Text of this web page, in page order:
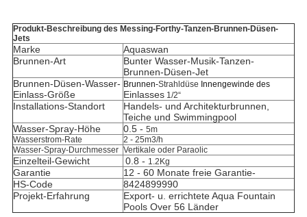
Produkt-Beschreibung des Messing-Forthy-Tanzen-Brunnen-Düsen-
Jets
Marke
Aquaswan
Brunnen-Art
Bunter Wasser-Musik-Tanzen-
Brunnen-Düsen-Jet
Brunnen-Düsen-Wasser-
Einlass-Größe
Brunnen-Strahldüse Innengewinde des
Einlasses 1/2“
Installations-Standort
Handels- und Architekturbrunnen,
Teiche und Swimmingpool
Wasser-Spray-Höhe
0.5 - 5m
Wasserstrom-Rate
2 - 25m3/h
Wasser-Spray-Durchmesser Vertikale oder Paraolic
Einzelteil-Gewicht 0.8 - 1.2Kg
Garantie
12 - 60 Monate freie Garantie-
HS-Code
8424899990
Projekt-Erfahrung
Export- u. errichtete Aqua Fountain
Pools Over 56 Länder